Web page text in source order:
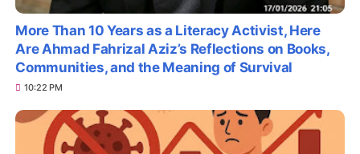
More Than 10 Years as a Literacy Activist, Here
Are Ahmad Fahrizal Aziz’s Reflections on Books,
Communities, and the Meaning of Survival
10:22 PM